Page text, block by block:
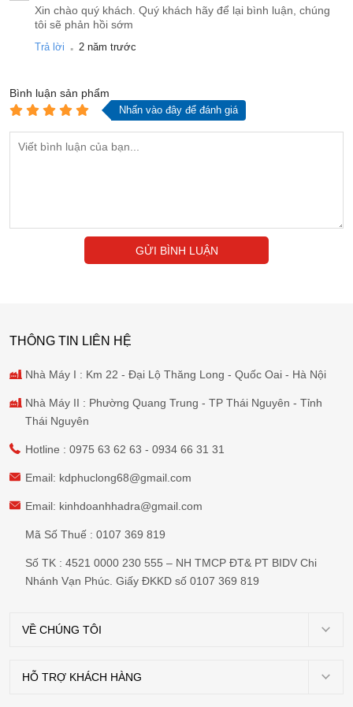
Xin chào quý khách. Quý khách hãy để lại bình luận, chúng
tôi sẽ phản hồi sớm
Trả lời . 2 năm trước
Bình luận sản phẩm
Nhấn vào đây để đánh giá
GỬI BÌNH LUẬN
THÔNG TIN LIÊN HỆ
Nhà Máy I : Km 22 - Đại Lộ Thăng Long - Quốc Oai - Hà Nội
Nhà Máy II : Phường Quang Trung - TP Thái Nguyên - Tỉnh
Thái Nguyên
Hotline : 0975 63 62 63 - 0934 66 31 31
Email: kdphuclong68@gmail.com
Email: kinhdoanhhadra@gmail.com
Mã Số Thuế : 0107 369 819
Số TK : 4521 0000 230 555 – NH TMCP ĐT& PT BIDV Chi
Nhánh Vạn Phúc. Giấy ĐKKD số 0107 369 819
VỀ CHÚNG TÔI
thiệu
HỖ TRỢ KHÁCH HÀNG